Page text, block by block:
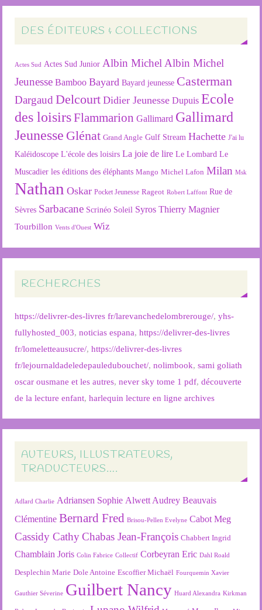
DES ÉDITEURS & COLLECTIONS
Actes Sud Actes Sud Junior Albin Michel Albin Michel
Jeunesse Bamboo Bayard Bayard jeunesse Casterman
Dargaud Delcourt Didier Jeunesse Dupuis Ecole
des loisirsFlammarion Gallimard Gallimard
Jeunesse Glénat Grand Angle Gulf Stream Hachette J'ai lu
Kaléidoscope L'école des loisirs La joie de lire Le Lombard Le
Muscadier les éditions des éléphants Mango Michel Lafon Milan Msk
Nathan Oskar Pocket Jeunesse Rageot Robert Laffont Rue de
Sèvres Sarbacane Scrinéo Soleil Syros Thierry Magnier
Tourbillon Vents d'Ouest Wiz
RECHERCHES
https://delivrer-des-livres fr/larevanchedelombrerouge/,yhs-
fullyhosted_003,noticias espana,https://delivrer-des-livres
fr/lomeletteausucre/,https://delivrer-des-livres
fr/lejournaldadeledepauledubouchet/,nolimbook,sami goliath
oscar ousmane et les autres,never sky tome 1 pdf,découverte
de la lecture enfant,harlequin lecture en ligne archives
AUTEURS, ILLUSTRATEURS,
TRADUCTEURS….
Adlard Charlie Adriansen Sophie Alwett Audrey Beauvais
Clémentine Bernard Fred Brisou-Pellen Evelyne Cabot Meg
Cassidy Cathy Chabas Jean-François Chabbert Ingrid
Chamblain Joris Colin Fabrice Collectif Corbeyran Eric Dahl Roald
Desplechin Marie Dole Antoine Escoffier Michaël Fourquemin Xavier
Gauthier Séverine Guilbert Nancy Huard Alexandra Kirkman